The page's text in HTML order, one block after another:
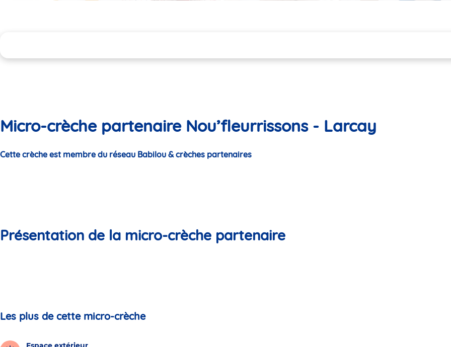
Micro-crèche partenaire Nou’fleurrissons - Larcay
Cette crèche est membre du réseau Babilou & crèches partenaires
Présentation de la micro-crèche partenaire
Les plus de cette micro-crèche